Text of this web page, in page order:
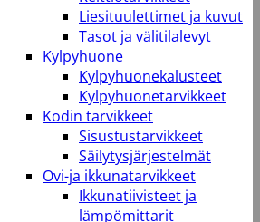
Liesituulettimet ja kuvut
Tasot ja välitilalevyt
Kylpyhuone
Kylpyhuonekalusteet
Kylpyhuonetarvikkeet
Kodin tarvikkeet
Sisustustarvikkeet
Säilytysjärjestelmät
Ovi-ja ikkunatarvikkeet
Ikkunatiivisteet ja
lämpömittarit